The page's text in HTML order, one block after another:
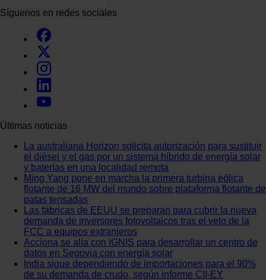
Síguenos en redes sociales
Últimas noticias
La australiana Horizon solicita autorización para sustituir
el diésel y el gas por un sistema híbrido de energía solar
y baterías en una localidad remota
Ming Yang pone en marcha la primera turbina eólica
flotante de 16 MW del mundo sobre plataforma flotante de
patas tensadas
Las fábricas de EEUU se preparan para cubrir la nueva
demanda de inversores fotovoltaicos tras el veto de la
FCC a equipos extranjeros
Acciona se alía con IGNIS para desarrollar un centro de
datos en Segovia con energía solar
India sigue dependiendo de importaciones para el 90%
de su demanda de crudo, según informe CII-EY